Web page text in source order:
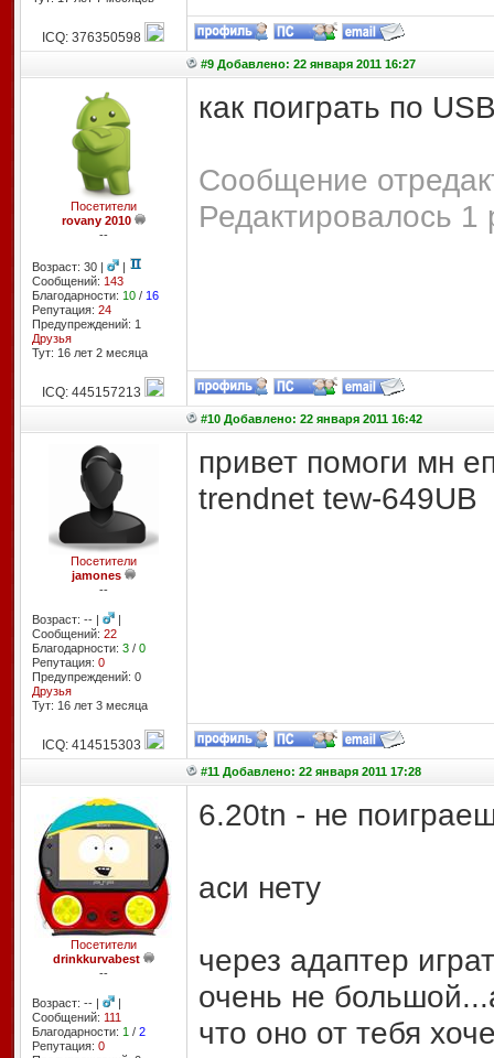
ICQ: 376350598
#9 Добавлено: 22 января 2011 16:27
Посетители
rovany 2010
--
Возраст: 30 |
|
Сообщений: 143
Благодарности: 10/ 16
Репутация: 24
Предупреждений: 1
Друзья
Тут: 16 лет 2 месяцa
как поиграть по
Сообщение
Редактировалось 1
ICQ: 445157213
#10 Добавлено: 22 января 2011 16:42
Посетители
jamones
--
Возраст: -- |
|
Сообщений: 22
Благодарности: 3/ 0
Репутация: 0
Предупреждений: 0
Друзья
Тут: 16 лет 3 месяцa
привет помоги мн
trendnet tew-649UB
ICQ: 414515303
#11 Добавлено: 22 января 2011 17:28
Посетители
drinkkurvabest
--
Возраст: -- |
|
Сообщений: 111
Благодарности: 1 / 2
Репутация: 0
6.20tn - не
аси нету
через адаптер
очень не
что оно от тебя